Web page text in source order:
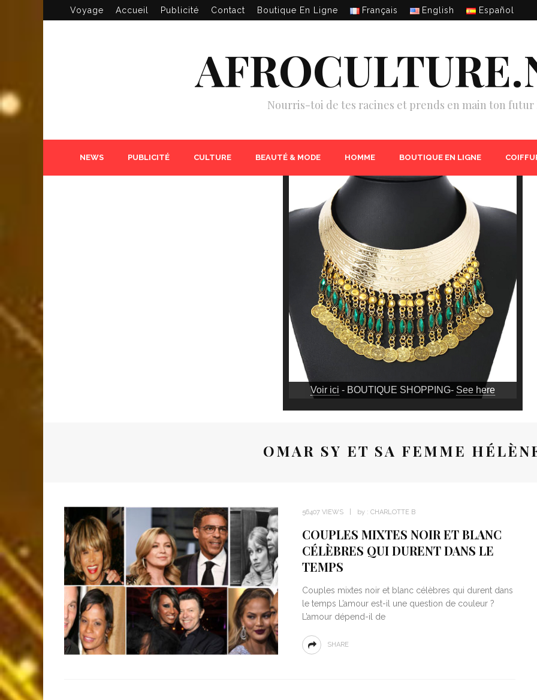
Voyage Accueil Publicité Contact Boutique En Ligne Français English Español
Nourris-toi de tes racines et prends en main ton futur
NEWS PUBLICITÉ CULTURE BEAUTÉ & MODE HOMME BOUTIQUE EN LIGNE
Voir ici - BOUTIQUE SHOPPING- See here
OMAR SY ET SA FEMME
56407 VIEWS by : CHARLOTTE B
COUPLES MIXTES NOIR ET BLANC
CÉLÈBRES QUI DURENT DANS LE
TEMPS
Couples mixtes noir et blanc célèbres qui durent dans
le temps L’amour est-il une question de couleur ?
L’amour dépend-il de
SHARE